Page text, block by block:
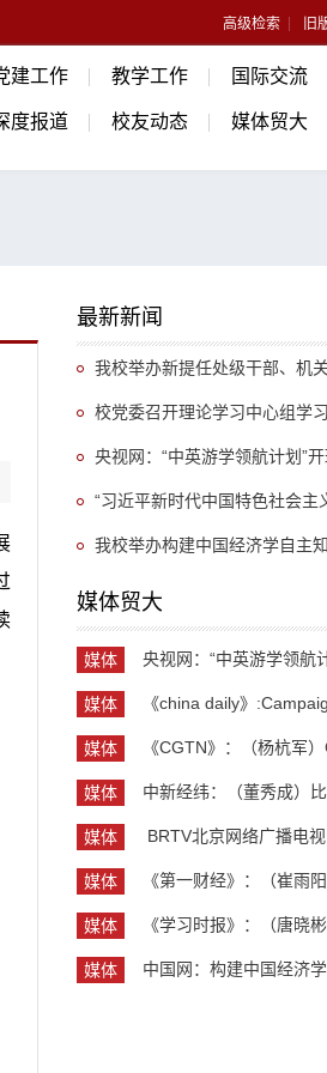
高级检索 旧
建工作 教学工作 国际交流
度报道 校友动态 媒体贸大
最新新闻
我校举办新提任处级干部、机
立和践行正确政绩观专题培训班
校党委召开理论学习中心组学
近平总书记关于推动哲学社会科
要指示精神
央视网：“中英游学领航计划”
余名英国学生开启“游学中国”旅程
“习近平新时代中国特色社会主
“UIBE新思想大讲堂”第九讲开讲
我校举办构建中国经济学自主
《中国开放型经济学》教学研讨会
媒体贸大
媒体
媒体
媒体
媒体
媒体
媒体
媒体
媒体